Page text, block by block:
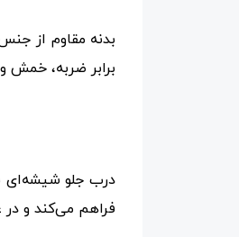
برابر ضربه، خمش
درب جلو شیشه‌ای
فراهم می‌کند و در